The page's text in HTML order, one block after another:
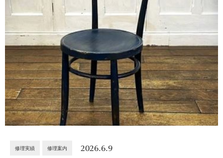
修理実績 修理案内 2026.6.9